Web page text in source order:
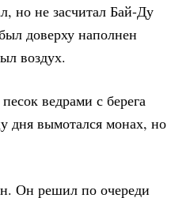
но не засчитал Бай-Ду
доверху наполнен
воздух.
ведрами с берега
дня вымотался монах, но
Он решил по очереди